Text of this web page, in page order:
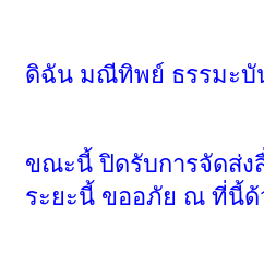
ดิฉัน มณีทิพย์ ธรรมะบั
ขณะนี้ ปิดรับการจัดส่ง
ระยะนี้ ขออภัย ณ ที่นี้ด้